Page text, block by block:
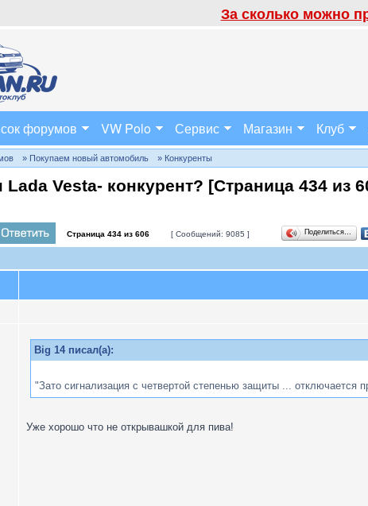
За сколько можно
форумов VW Polo Сервис Магазин Клуб
» Покупаем новый автомобиль » Конкуренты
Vesta- конкурент? [Страница 434 из
Страница 434 из 606 [ Сообщений: 9085 ] Поделиться…
Big 14 писал(а):
"Зато сигнализация с четвертой степенью защиты ... отключается
Уже хорошо что не открывашкой для пива!